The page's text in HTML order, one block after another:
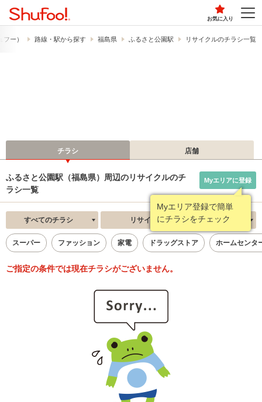
お気に入り
ー） 路線・駅から探す 福島県 ふるさと公園駅 リサイクルのチラシ一覧
チラシ 店舗
ふるさと公園駅（福島県）周辺のリサイクルのチ
ラシ一覧
Myエリア登録で簡単
にチラシをチェック
Myエリアに登録
すべてのチラシ リサイクル 新着順
スーパー ファッション 家電 ドラッグストア ホームセンタ
ご指定の条件では現在チラシがございません。